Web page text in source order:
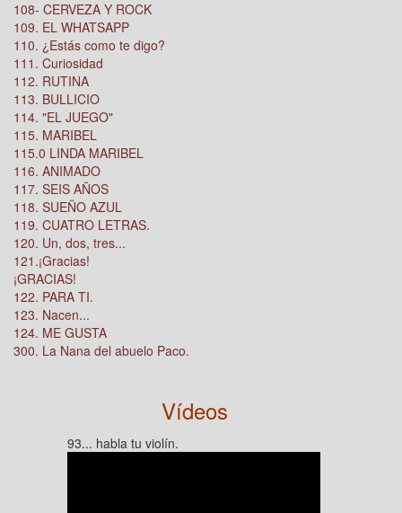
108- CERVEZA Y ROCK
109. EL WHATSAPP
110. ¿Estás como te digo?
111. Curiosidad
112. RUTINA
113. BULLICIO
114. "EL JUEGO"
115. MARIBEL
115.0 LINDA MARIBEL
116. ANIMADO
117. SEIS AÑOS
118. SUEÑO AZUL
119. CUATRO LETRAS.
120. Un, dos, tres...
121.¡Gracias!
¡GRACIAS!
122. PARA TI.
123. Nacen...
124. ME GUSTA
300. La Nana del abuelo Paco.
Vídeos
93... habla tu violín.